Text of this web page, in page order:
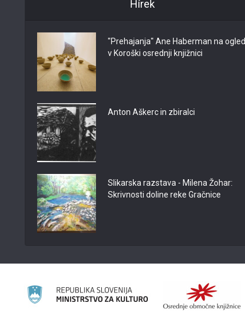
Hírek
"Prehajanja" Ane Haberman na ogled
v Koroški osrednji knjižnici
Anton Aškerc in zbiralci
Slikarska razstava - Milena Žohar:
Skrivnosti doline reke Gračnice